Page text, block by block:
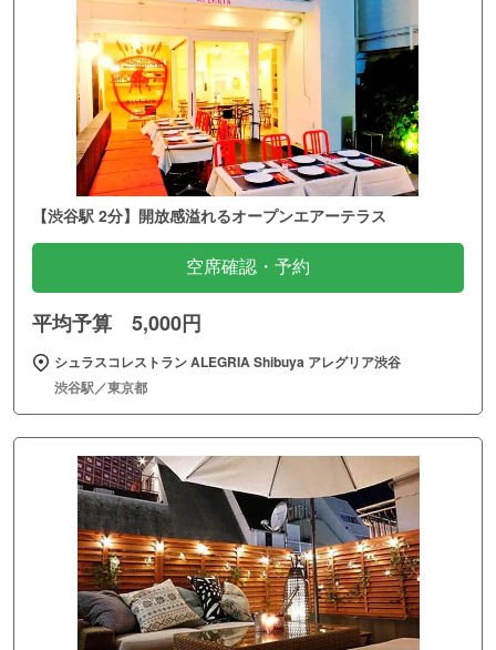
【渋谷駅 2分】開放感溢れるオープンエアーテラス
空席確認・予約
平均予算 5,000円
シュラスコレストラン ALEGRIA Shibuya アレグリア渋谷
渋谷駅／東京都